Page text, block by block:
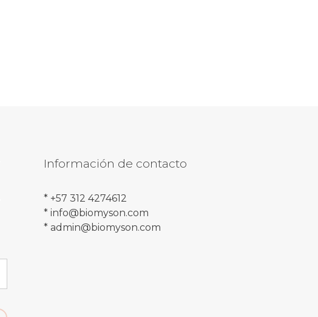
Información de contacto
* +57 312 4274612
* info@biomyson.com
* admin@biomyson.com